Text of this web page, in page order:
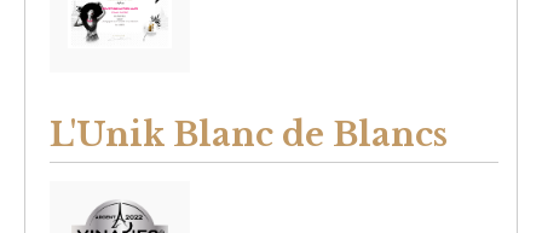
L'Unik Blanc de Blancs